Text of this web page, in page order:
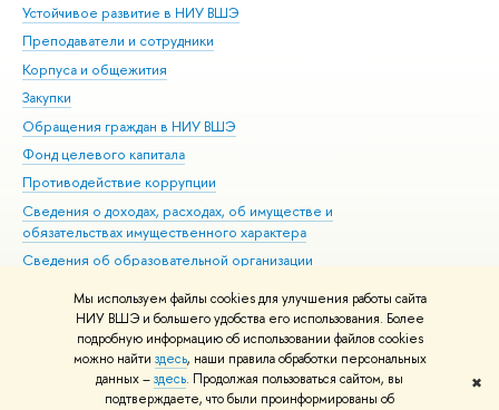
Мы используем файлы cookies для улучшения работы сайта
НИУ ВШЭ и большего удобства его использования. Более
подробную информацию об использовании файлов cookies
можно найти здесь, наши правила обработки персональных
данных –здесь. Продолжая пользоваться сайтом, вы
подтверждаете, что были проинформированы об
✖
Устойчивое развитие в НИУ ВШЭ
Преподаватели и сотрудники
Корпуса и общежития
Закупки
Обращения граждан в НИУ ВШЭ
Фонд целевого капитала
Противодействие коррупции
Сведения о доходах, расходах, об имуществе и
обязательствах имущественного характера
Сведения об образовательной организации
Людям с ограниченными возможностями здоровья
Единая платежная страница
Работа в Вышке